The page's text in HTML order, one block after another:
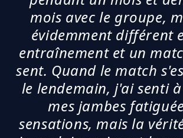
mois avec le groupe,
évidemment différent
entraînement et un
sent. Quand le match
le lendemain, j'ai senti
mes jambes
sensations, mais la